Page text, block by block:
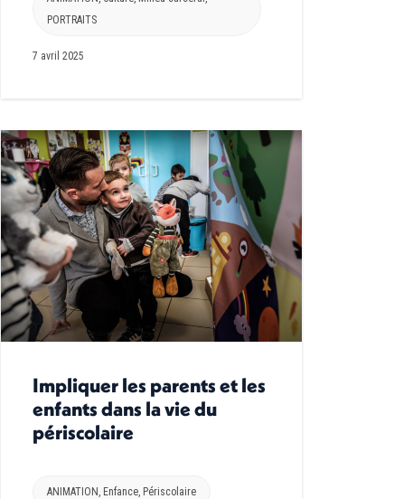
PORTRAITS
7 avril 2025
Impliquer les parents et les
enfants dans la vie du
périscolaire
ANIMATION Enfance, Périscolaire